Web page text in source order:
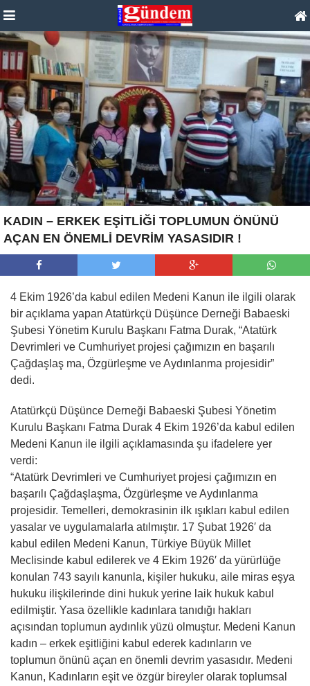
KADIN – ERKEK EŞİTLİĞİ TOPLUMUN ÖNÜNÜ
AÇAN EN ÖNEMLİ DEVRİM YASASIDIR !
4 Ekim 1926’da kabul edilen Medeni Kanun ile ilgili olarak
bir açıklama yapan Atatürkçü Düşünce Derneği Babaeski
Şubesi Yönetim Kurulu Başkanı Fatma Durak, “Atatürk
Devrimleri ve Cumhuriyet projesi çağımızın en başarılı
Çağdaşlaş ma, Özgürleşme ve Aydınlanma projesidir”
dedi.
Atatürkçü Düşünce Derneği Babaeski Şubesi Yönetim
Kurulu Başkanı Fatma Durak 4 Ekim 1926’da kabul edilen
Medeni Kanun ile ilgili açıklamasında şu ifadelere yer
verdi:
“Atatürk Devrimleri ve Cumhuriyet projesi çağımızın en
başarılı Çağdaşlaşma, Özgürleşme ve Aydınlanma
projesidir. Temelleri, demokrasinin ilk ışıkları kabul edilen
yasalar ve uygulamalarla atılmıştır. 17 Şubat 1926′ da
kabul edilen Medeni Kanun, Türkiye Büyük Millet
Meclisinde kabul edilerek ve 4 Ekim 1926′ da yürürlüğe
konulan 743 sayılı kanunla, kişiler hukuku, aile miras eşya
hukuku ilişkilerinde dini hukuk yerine laik hukuk kabul
edilmiştir. Yasa özellikle kadınlara tanıdığı hakları
açısından toplumun aydınlık yüzü olmuştur. Medeni Kanun
kadın – erkek eşitliğini kabul ederek kadınların ve
toplumun önünü açan en önemli devrim yasasıdır. Medeni
Kanun, Kadınların eşit ve özgür bireyler olarak toplumsal